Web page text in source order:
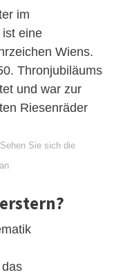
im
eine
Wiens.
Thronjubiläums
und war zur
Riesenräder
Sehen Sie sich die